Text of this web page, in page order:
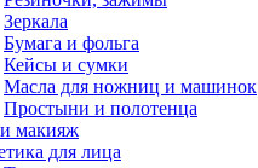
Зеркала
Бумага и фольга
Кейсы и сумки
Масла для ножниц и машинок
Простыни и полотенца
макияж
для лица